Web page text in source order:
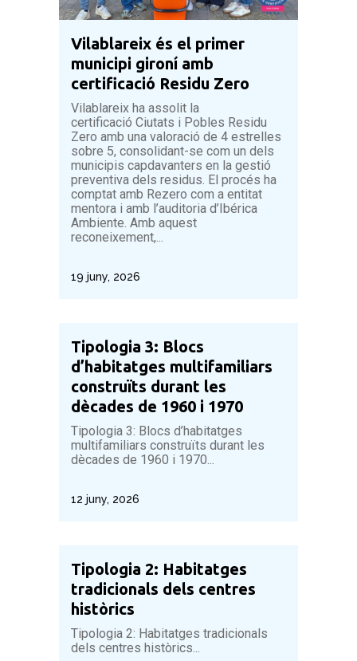
Vilablareix és el primer
municipi gironí amb
certificació Residu Zero
Vilablareix ha assolit la
certificació Ciutats i Pobles Residu
Zero amb una valoració de 4 estrelles
sobre 5, consolidant-se com un dels
municipis capdavanters en la gestió
preventiva dels residus. El procés ha
comptat amb Rezero com a entitat
mentora i amb l’auditoria d’Ibérica
Ambiente. Amb aquest
reconeixement,...
19 juny, 2026
Tipologia 3: Blocs
d’habitatges multifamiliars
construïts durant les
dècades de 1960 i 1970
Tipologia 3: Blocs d’habitatges
multifamiliars construïts durant les
dècades de 1960 i 1970...
12 juny, 2026
Tipologia 2: Habitatges
tradicionals dels centres
històrics
Tipologia 2: Habitatges tradicionals
dels centres històrics...